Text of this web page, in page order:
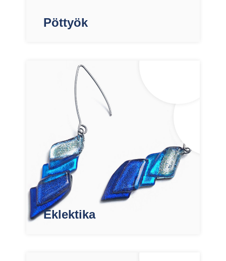
Pöttyök
Eklektika